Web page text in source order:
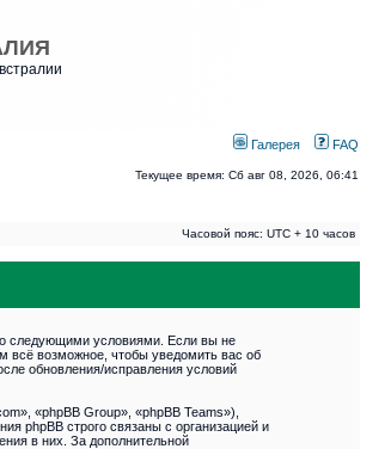
Галерея FAQ
Текущее время: Сб авг 08, 2026, 06:41
Часовой пояс: UTC + 10 часов
условиями. Если вы не
возможное, чтобы уведомить вас об
обновления/исправления условий
«phpBB Group», «phpBB Teams»),
phpBB строго связаны с организацией и
в них. За дополнительной